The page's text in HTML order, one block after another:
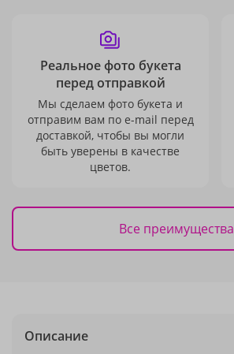
Реальное фото букета
перед отправкой
Мы сделаем фото букета и
отправим вам по e-mail перед
доставкой, чтобы вы могли
быть уверены в качестве
цветов.
Все преимущества
Описание